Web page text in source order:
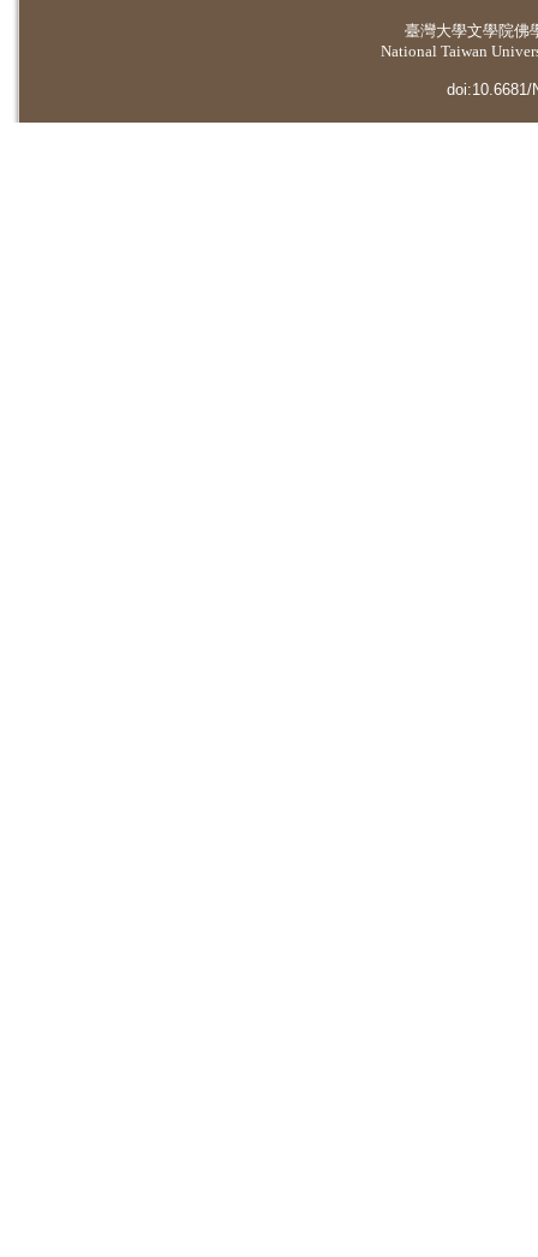
臺灣大學文學院佛
National Taiwan
doi:10.6681/